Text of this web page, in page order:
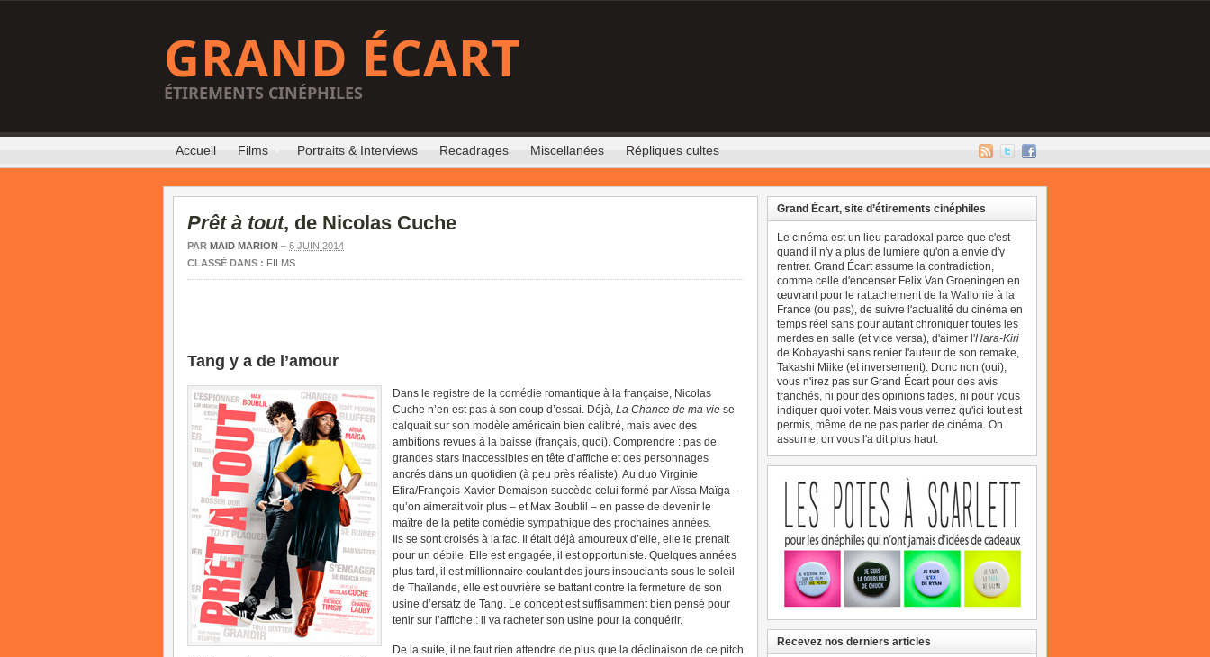
GRAND ÉCART
ÉTIREMENTS CINÉPHILES
Accueil Films Portraits & Interviews Recadrages Miscellanées Répliques cultes
Prêt à tout, de Nicolas Cuche
PAR MAID MARION – 6 JUIN 2014
CLASSÉ DANS : FILMS
Tang y a de l’amour
Dans le registre de la comédie romantique à la française, Nicolas
Cuche n’en est pas à son coup d’essai. Déjà, La Chance de ma vie se
calquait sur son modèle américain bien calibré, mais avec des
ambitions revues à la baisse (français, quoi). Comprendre : pas de
grandes stars inaccessibles en tête d’affiche et des personnages
ancrés dans un quotidien (à peu près réaliste). Au duo Virginie
Efira/François-Xavier Demaison succède celui formé par Aïssa Maïga –
qu’on aimerait voir plus – et Max Boublil – en passe de devenir le
maître de la petite comédie sympathique des prochaines années.
Ils se sont croisés à la fac. Il était déjà amoureux d’elle, elle le prenait
pour un débile. Elle est engagée, il est opportuniste. Quelques années
plus tard, il est millionnaire coulant des jours insouciants sous le soleil
de Thaïlande, elle est ouvrière se battant contre la fermeture de son
usine d’ersatz de Tang. Le concept est suffisamment bien pensé pour
tenir sur l’affiche : il va racheter son usine pour la conquérir.
De la suite, il ne faut rien attendre de plus que la déclinaison de ce pitch
Grand Écart, site d’étirements cinéphiles
Le cinéma est un lieu paradoxal parce que c'est
quand il n'y a plus de lumière qu'on a envie d'y
rentrer. Grand Écart assume la contradiction,
comme celle d'encenser Felix Van Groeningen en
œuvrant pour le rattachement de la Wallonie à la
France (ou pas), de suivre l'actualité du cinéma en
temps réel sans pour autant chroniquer toutes les
merdes en salle (et vice versa), d'aimer l'Hara-Kiri
de Kobayashi sans renier l'auteur de son remake,
Takashi Miike (et inversement). Donc non (oui),
vous n'irez pas sur Grand Écart pour des avis
tranchés, ni pour des opinions fades, ni pour vous
indiquer quoi voter. Mais vous verrez qu'ici tout est
permis, même de ne pas parler de cinéma. On
assume, on vous l'a dit plus haut.
Recevez nos derniers articles